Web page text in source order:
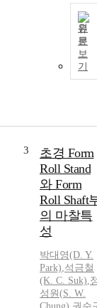
원
문
보
기
3
초경 Form
Roll Stand
와 Form
Roll Shaft
의 마찰특
성
박대영(D. Y.
Park),석금철
(K. C. Suk),
성원(S. W.